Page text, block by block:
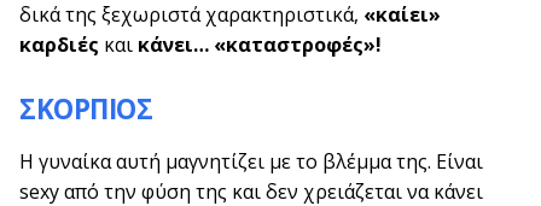
δικά της ξεχωριστά χαρακτηριστικά, «καίει»
καρδιές και κάνει… «καταστροφές»!
ΣΚΟΡΠΙΟΣ
Η γυναίκα αυτή μαγνητίζει με το βλέμμα της. Είναι
sexy από την φύση της και δεν χρειάζεται να κάνει